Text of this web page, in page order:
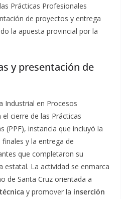
Prácticas Profesionales
de proyectos y entrega
la apuesta provincial por la
y presentación de
Industrial en Procesos
cierre de las Prácticas
(PPF), instancia que incluyó la
y la entrega de
que completaron su
estatal. La actividad se enmarca
de Santa Cruz orientada a
y promover la inserción